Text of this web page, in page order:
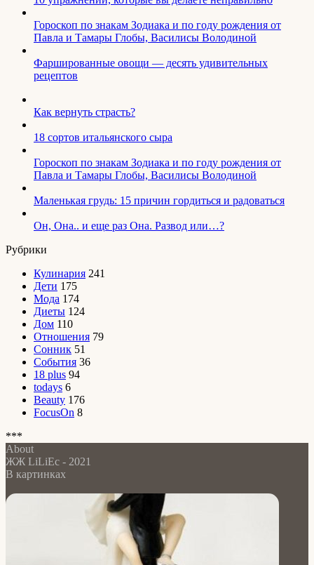
Гороскоп по знакам Зодиака и по году рождения от
Павла и Тамары Глобы, Василисы Володиной
Фаршированные овощи — десять удивительных
рецептов
Как вернуть страсть?
18 сортов итальянского сыра
Гороскоп по знакам Зодиака и по году рождения от
Павла и Тамары Глобы, Василисы Володиной
Маленькая грудь: 15 причин гордиться и радоваться
Он, Она.. и еще раз Она. Развод или…?
Рубрики
Кулинария 241
Дети 175
Мода 174
Диеты 124
Дом 110
Отношения 79
Сонник 51
События 36
18 plus 94
todays 6
Beauty 176
FocusOn 8
***
About
ЖЖ LiLiEc - 2021
В картинках